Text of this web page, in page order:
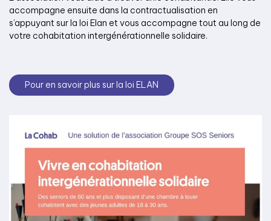
accompagne ensuite dans la contractualisation en
s’appuyant sur la loi Elan et vous accompagne tout au long de
votre cohabitation intergénérationnelle solidaire.
Pour en savoir plus sur la loi ELAN